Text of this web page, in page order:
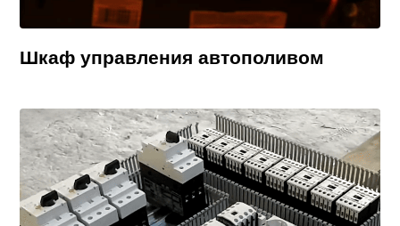
Шкаф управления автополивом